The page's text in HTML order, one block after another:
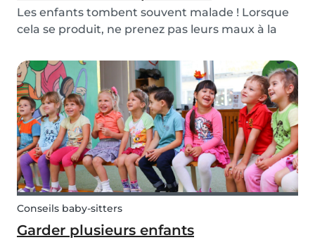
Les enfants tombent souvent malade ! Lorsque
cela se produit, ne prenez pas leurs maux à la
toujours quelqu'un à côté d'eux pour les rassurer
et les câliner ! Vous trouverez ci-dessous 7 co...
Conseils baby-sitters
Garder plusieurs enfants